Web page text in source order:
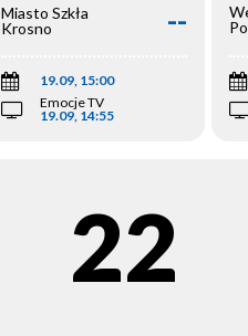
Miasto Szkła
Krosno
--
19.09, 15:00
Emocje TV
19.09, 14:55
22